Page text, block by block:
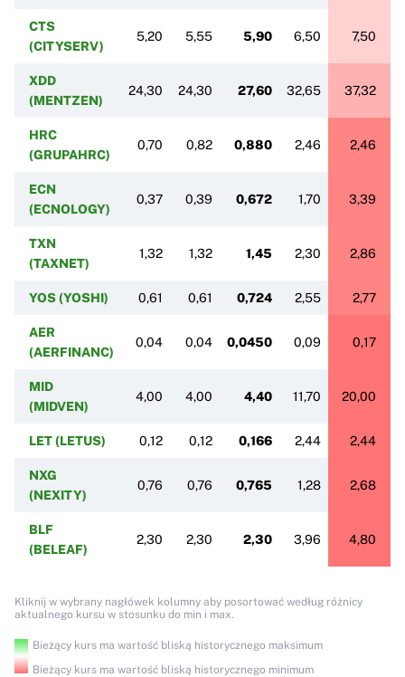
CTS
(CITYSERV)
5,20 5,55 5,90 6,50 7,50
XDD
(MENTZEN)
24,30 24,30 27,60 32,65 37,32
HRC
(GRUPAHRC)
0,70 0,82 0,880 2,46 2,46
ECN
(ECNOLOGY)
0,37 0,39 0,672 1,70 3,39
TXN
(TAXNET)
1,32 1,32 1,45 2,30 2,86
YOS (YOSHI) 0,61 0,61 0,724 2,55 2,77
AER
(AERFINANC)
0,04 0,04 0,0450 0,09 0,17
MID
(MIDVEN)
4,00 4,00 4,40 11,70 20,00
LET (LETUS) 0,12 0,12 0,166 2,44 2,44
NXG
(NEXITY)
0,76 0,76 0,765 1,28 2,68
BLF
(BELEAF)
2,30 2,30 2,30 3,96 4,80
Kliknij w wybrany nagłówek kolumny aby posortować według różnicy
aktualnego kursu w stosunku do min i max.
Bieżący kurs ma wartość bliską historycznego maksimum
Bieżący kurs ma wartość bliską historycznego minimum